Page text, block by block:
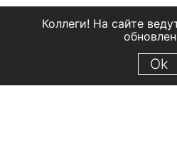
Коллеги! На сайте
Ok